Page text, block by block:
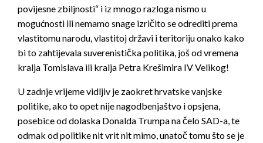
povijesne zbiljnosti“ i iz mnogo razloga nismo u
mogućnosti ili nemamo snage izričito se odrediti prema
vlastitomu narodu, vlastitoj državi i teritoriju onako kako
bi to zahtijevala suverenistička politika, još od vremena
kralja Tomislava ili kralja Petra Krešimira IV Velikog!
U zadnje vrijeme vidljiv je zaokret hrvatske vanjske
politike, ako to opet nije nagodbenjaštvo i opsjena,
posebice od dolaska Donalda Trumpa na čelo SAD-a, te
odmak od politike nit vrit nit mimo, unatoč tomu što se je